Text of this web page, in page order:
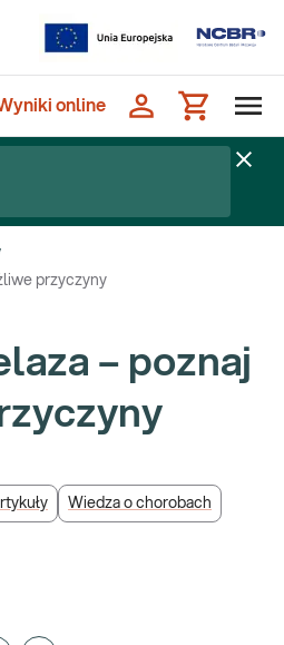
online
przyczyny
– poznaj
Wiedza o chorobach